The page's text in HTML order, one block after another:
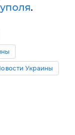
.
Украины